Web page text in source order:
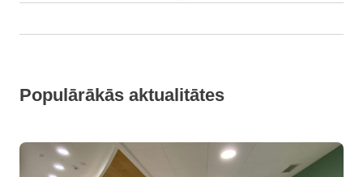
Populārākās aktualitātes